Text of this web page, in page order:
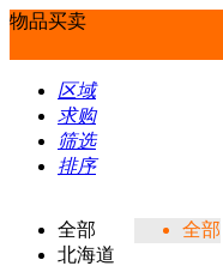
物品买卖
区域
求购
筛选
排序
全部
北海道
全部